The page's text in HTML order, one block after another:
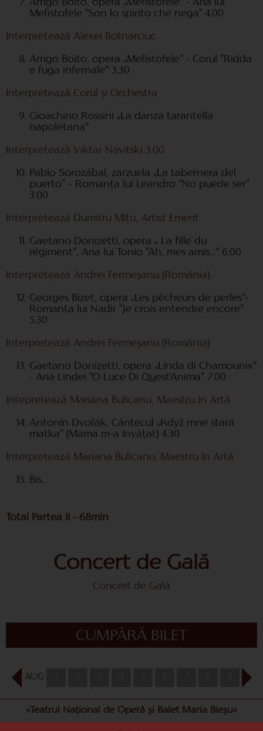
Arrigo Boito, opera „Mefistofele” - Aria lui
Mefistofele "Son lo spirito che nega" 4.00
Interpretează Alexei Botnarciuc
Arrigo Boito, opera „Mefistofele” - Corul ”Ridda
e fuga infernale” 3.30
Interpretează Corul și Orchestra
Gioachino Rossini „La danza tarantella
napoletana”
Interpretează Viktar Navitski 3.00
Pablo Sorozábal, zarzuela „La tabernera del
puerto” – Romanța lui Leandro ”No puede ser”
3.00
Interpretează Dumitru Mîțu, Artist Emerit
Gaetano Donizetti, opera „ La fille du
régiment”, Aria lui Tonio ”Ah, mes amis…” 6.00
Interpretează Andrei Fermeșanu (România)
Georges Bizet, opera „Les pêcheurs de perles”-
Romanța lui Nadir ”Je crois entendre encore”
5.30
Interpretează Andrei Fermeșanu (România)
Gaetano Donizetti, opera „Linda di Chamounix”
- Aria Lindei ”O Luce Di Quest'Anima” 7.00
Intepretează Mariana Bulicanu, Maestru în Artă
Antonín Dvořák, Cântecul „Když mne stará
matka” (Mama m-a învățat) 4.30
Interpretează Mariana Bulicanu, Maestru în Artă
Bis....
Total Partea II - 68min
Concert de Gală
Concert de Gală
CUMPĂRĂ BILET
AUG 10
«Teatrul Național de Operă și Balet Maria Bieșu»